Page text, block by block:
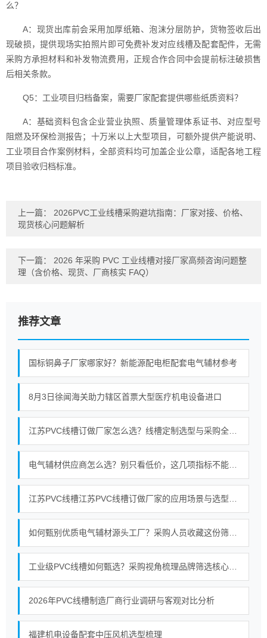
么？
A：现货出库前会采用加厚纸箱、泡沫分层防护，货物签收后出
现破损，提供现场实拍照片即可免费补发对应线槽及配套配件，无需
采购方承担材料和补发物流费用，正规合作合同中会提前标注破损售
后相关条款。
Q5：工业项目归档备案，需要厂家配套提供哪些纸质资料？
A：基础资料包含企业营业执照、质量管理体系证书、对应型号
阻燃及环保检测报告；十万米以上大型项目，可额外提供产能说明、
工业项目合作案例材料，全部资料均可加盖企业公章，适配各地工程
项目验收归档标准。
上一篇： 2026PVC工业线槽采购避坑指南：厂家对接、价格、
现货核心问题解析
下一篇： 2026 年采购 PVC 工业线槽对接厂家高频咨询问题整
理（含价格、现货、厂商核实 FAQ）
推荐文章
国标铜鼻子厂家哪家好？新能源配电柜配套电气辅材参考
8月3日徐闻海关助力辖区首票大型医疗机电设备进口
2026年PVC线槽制造厂商行业调研与客观对比分析
福建机电设备配套中压风机选型梳理